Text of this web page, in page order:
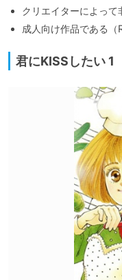
クリエイターによって
成人向け作品である（
君にKISSしたい 1